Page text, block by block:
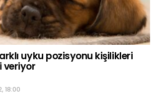
uyku pozisyonu kişilikleri
veriyor
18:00